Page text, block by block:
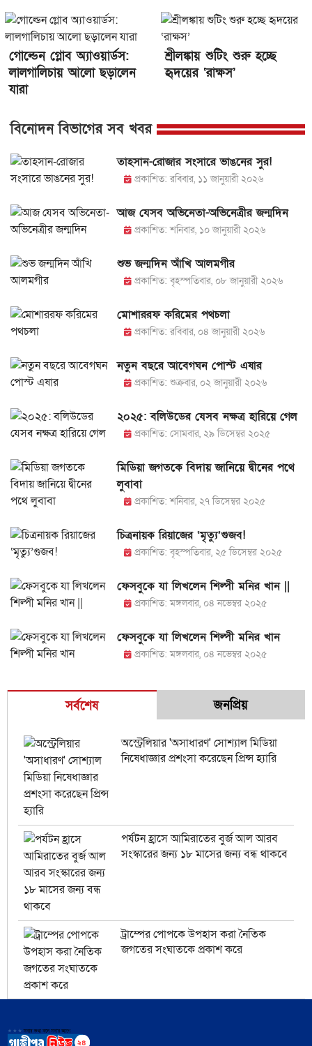
গোল্ডেন গ্লোব অ্যাওয়ার্ডস:
লালগালিচায় আলো ছড়ালেন
যারা
শ্রীলঙ্কায় শুটিং শুরু হচ্ছে
হৃদয়ের ‘রাক্ষস’
বিনোদন বিভাগের সব খবর
তাহসান-রোজার সংসারে ভাঙনের সুর!
প্রকাশিত: রবিবার, ১১ জানুয়ারী ২০২৬
আজ যেসব অভিনেতা-অভিনেত্রীর জন্মদিন
প্রকাশিত: শনিবার, ১০ জানুয়ারী ২০২৬
শুভ জন্মদিন আঁখি আলমগীর
প্রকাশিত: বৃহস্পতিবার, ০৮ জানুয়ারী ২০২৬
মোশাররফ করিমের পথচলা
প্রকাশিত: রবিবার, ০৪ জানুয়ারী ২০২৬
নতুন বছরে আবেগঘন পোস্ট এষার
প্রকাশিত: শুক্রবার, ০২ জানুয়ারী ২০২৬
২০২৫: বলিউডের যেসব নক্ষত্র হারিয়ে গেল
প্রকাশিত: সোমবার, ২৯ ডিসেম্বর ২০২৫
মিডিয়া জগতকে বিদায় জানিয়ে দ্বীনের পথে
লুবাবা
প্রকাশিত: শনিবার, ২৭ ডিসেম্বর ২০২৫
চিত্রনায়ক রিয়াজের ‘মৃত্যু’গুজব!
প্রকাশিত: বৃহস্পতিবার, ২৫ ডিসেম্বর ২০২৫
ফেসবুকে যা লিখলেন শিল্পী মনির খান ||
প্রকাশিত: মঙ্গলবার, ০৪ নভেম্বর ২০২৫
ফেসবুকে যা লিখলেন শিল্পী মনির খান
প্রকাশিত: মঙ্গলবার, ০৪ নভেম্বর ২০২৫
সর্বশেষ জনপ্রিয়
অস্ট্রেলিয়ার 'অসাধারণ' সোশ্যাল মিডিয়া
নিষেধাজ্ঞার প্রশংসা করেছেন প্রিন্স হ্যারি
পর্যটন হ্রাসে আমিরাতের বুর্জ আল আরব
সংস্কারের জন্য ১৮ মাসের জন্য বন্ধ থাকবে
ট্রাম্পের পোপকে উপহাস করা নৈতিক
জগতের সংঘাতকে প্রকাশ করে